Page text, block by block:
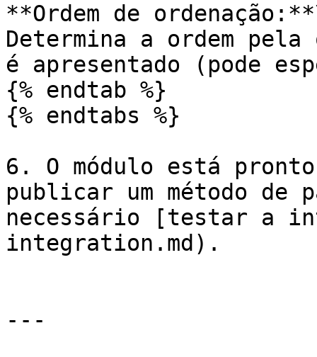
**Ordem de
Determina a ordem pela
é apresentado (pode
{% endtab %}
{% endtabs %}
6. O módulo está
publicar um método de
necessário [testar a
integration.md).
---